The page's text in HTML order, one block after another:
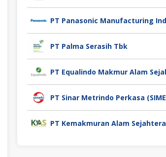
PT Palma Serasih Tbk
PT Kemakmuran Alam Sejahtera